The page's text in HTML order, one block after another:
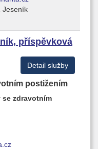
Jeseník
příspěvková
Detail služby
postižením
se zdravotním